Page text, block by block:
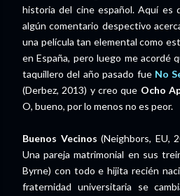
historia del cine español. Aquí es
algún comentario despectivo
una película tan elemental como
en España, pero luego me acordé
taquillero del año pasado fue No
(Derbez, 2013) y creo que Ocho
O, bueno, por lo menos no es peor.
Buenos Vecinos (Neighbors, EU,
Una pareja matrimonial en sus
Byrne) con todo e hijita recién
fraternidad universitaria se